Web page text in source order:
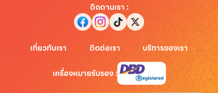
ติดตามเรา :
เกี่ยวกับเรา ติดต่อเรา บริการของเรา
เครื่องหมายรับรอง: